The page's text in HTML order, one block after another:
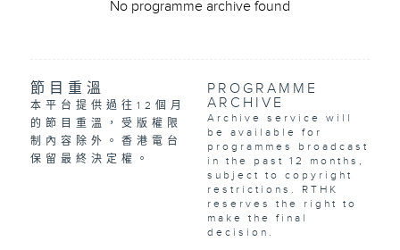
No programme archive found
節目重溫
本平台提供過往12個月
的節目重溫，受版權限
制內容除外。香港電台
保留最終決定權。
PROGRAMME
ARCHIVE
Archive service will
be available for
programmes broadcast
in the past 12 months,
subject to copyright
restrictions. RTHK
reserves the right to
make the final
decision.